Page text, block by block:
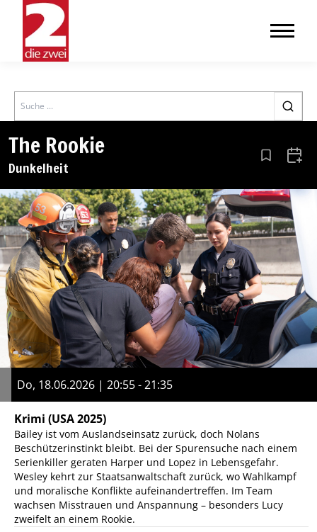
Search
The Rookie
Dunkelheit Aus den
Do, 18.06.2026 | 20:55 - 21:35
Krimi (USA 2025)
Bailey ist vom Auslandseinsatz zurück, doch Nolans
Beschützerinstinkt bleibt. Bei der Spurensuche nach einem
Serienkiller geraten Harper und Lopez in Lebensgefahr.
Wesley kehrt zur Staatsanwaltschaft zurück, wo Wahlkampf
und moralische Konflikte aufeinandertreffen. Im Team
wachsen Misstrauen und Anspannung – besonders Lucy
zweifelt an einem Rookie.